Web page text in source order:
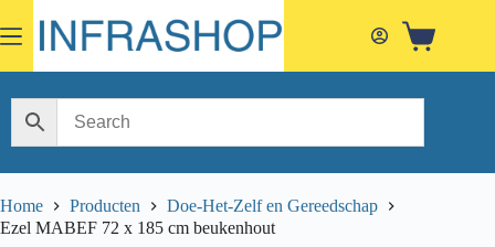
to
content
Shopping
Home Producten
Doe-Het-Zelf en Gereedschap
Ezel MABEF 72 x 185 cm beukenhout